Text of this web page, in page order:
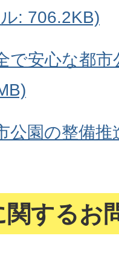
: 706.2KB)
で安心な都
公園の整備
関するお